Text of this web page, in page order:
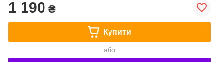
1 190 ₴
Купити
або